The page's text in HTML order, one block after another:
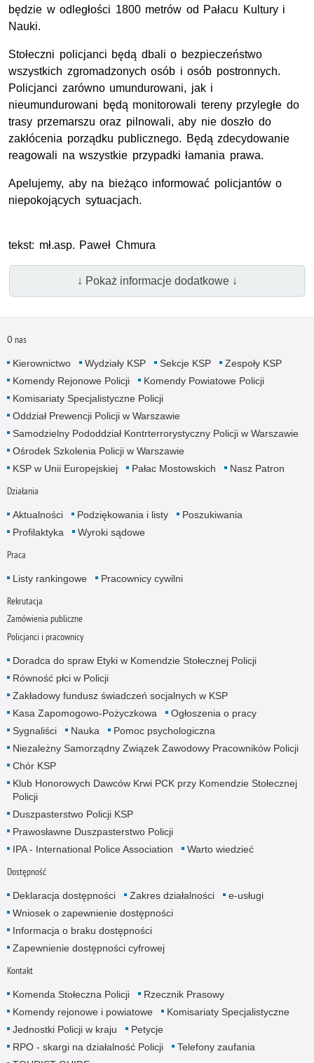
będzie w odległości 1800 metrów od Pałacu Kultury i
Nauki.
Stołeczni policjanci będą dbali o bezpieczeństwo
wszystkich zgromadzonych osób i osób postronnych.
Policjanci zarówno umundurowani, jak i
nieumundurowani będą monitorowali tereny przyległe do
trasy przemarszu oraz pilnowali, aby nie doszło do
zakłócenia porządku publicznego. Będą zdecydowanie
reagowali na wszystkie przypadki łamania prawa.
Apelujemy, aby na bieżąco informować policjantów o
niepokojących sytuacjach.
tekst: mł.asp. Paweł Chmura
↓ Pokaż informacje dodatkowe ↓
O nas
Kierownictwo Wydziały KSP Sekcje KSP
Zespoły KSP
Komendy Rejonowe Policji
Komendy Powiatowe Policji
Komisariaty Specjalistyczne Policji
Oddział Prewencji Policji w Warszawie
Samodzielny Pododdział Kontrterrorystyczny Policji w Warszawie
Ośrodek Szkolenia Policji w Warszawie
KSP w Unii Europejskiej
Pałac Mostowskich Nasz Patron
Działania
Aktualności Podziękowania i listy
Poszukiwania
Profilaktyka
Wyroki sądowe
Praca
Listy rankingowe Pracownicy cywilni
Rekrutacja
Zamówienia publiczne
Policjanci i pracownicy
Doradca do spraw Etyki w Komendzie Stołecznej Policji
Równość płci w Policji
Zakładowy fundusz świadczeń socjalnych w KSP
Kasa Zapomogowo-Pożyczkowa
Ogłoszenia o pracy
Sygnaliści
Nauka
Pomoc psychologiczna
Niezależny Samorządny Związek Zawodowy Pracowników Policji
Chór KSP
Klub Honorowych Dawców Krwi PCK przy Komendzie Stołecznej
Policji
Duszpasterstwo Policji KSP
Prawosławne Duszpasterstwo Policji
IPA - International Police Association
Warto wiedzieć
Dostępność
Deklaracja dostępności Zakres działalności
e-usługi
Wniosek o zapewnienie dostępności
Informacja o braku dostępności
Zapewnienie dostępności cyfrowej
Kontakt
Komenda Stołeczna Policji
Rzecznik Prasowy
Komendy rejonowe i powiatowe
Komisariaty Specjalistyczne
Jednostki Policji w kraju
Petycje
RPO - skargi na działalność Policji
Telefony zaufania